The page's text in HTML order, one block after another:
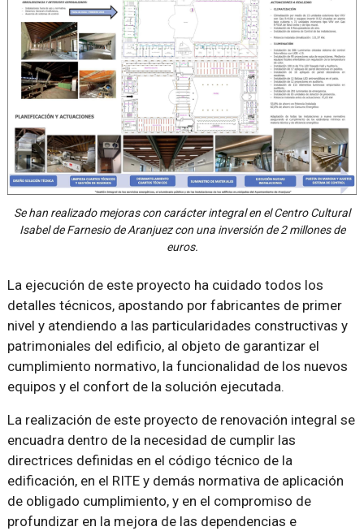
Se han realizado mejoras con carácter integral en el Centro Cultural
Isabel de Farnesio de Aranjuez con una inversión de 2 millones de
euros.
La ejecución de este proyecto ha cuidado todos los
detalles técnicos, apostando por fabricantes de primer
nivel y atendiendo a las particularidades constructivas y
patrimoniales del edificio, al objeto de garantizar el
cumplimiento normativo, la funcionalidad de los nuevos
equipos y el confort de la solución ejecutada.
La realización de este proyecto de renovación integral se
encuadra dentro de la necesidad de cumplir las
directrices definidas en el código técnico de la
edificación, en el RITE y demás normativa de aplicación
de obligado cumplimiento, y en el compromiso de
profundizar en la mejora de las dependencias e